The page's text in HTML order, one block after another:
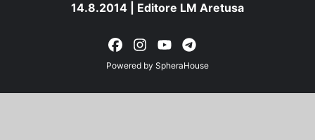
14.8.2014 | Editore LM Aretusa
Powered by SpheraHouse